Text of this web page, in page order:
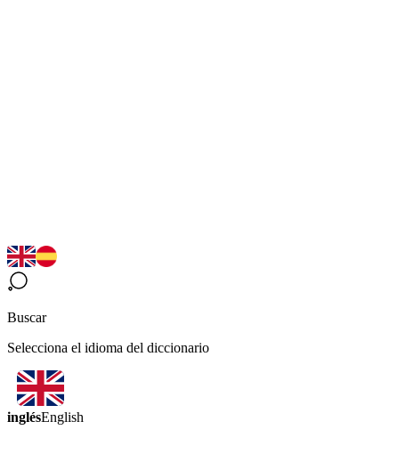
Buscar
Selecciona el idioma del diccionario
inglésEnglish